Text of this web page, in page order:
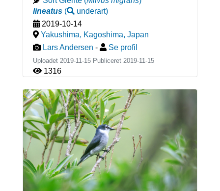
lineatus( underart)
2019-10-14
Yakushima, Kagoshima, Japan
Lars Andersen - Se profil
Uploadet 2019-11-15 Publiceret 2019-11-15
1316